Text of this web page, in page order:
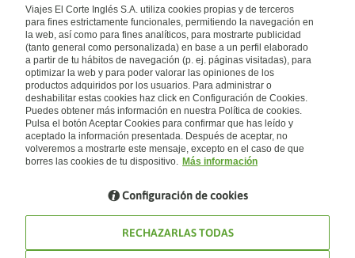
Quiénes somos
Financiación
Sostenibilidad
Turismo accesible
Tarjeta El Corte Inglés
Trabaja con nosotros
El Corte Inglés
Canal Ético
Enlaces de interés
Guías de viaje
Catálogos
Auto check-in
Condiciones Generales
Política de privacidad
Política de cookies
Accesibilidad
Empresas/ Grupos
Internacional
España
Visita nuestro blog
Blog de Viajes el Corte inglés
Viajes El Corte Inglés S.A. utiliza cookies propias y de terceros
para fines estrictamente funcionales, permitiendo la navegación en
la web, así como para fines analíticos, para mostrarte publicidad
(tanto general como personalizada) en base a un perfil elaborado
a partir de tu hábitos de navegación (p. ej. páginas visitadas), para
optimizar la web y para poder valorar las opiniones de los
productos adquiridos por los usuarios. Para administrar o
deshabilitar estas cookies haz click en Configuración de Cookies.
Puedes obtener más información en nuestra Política de cookies.
Pulsa el botón Aceptar Cookies para confirmar que has leído y
aceptado la información presentada. Después de aceptar, no
volveremos a mostrarte este mensaje, excepto en el caso de que
borres las cookies de tu dispositivo. Más información
Configuración de cookies
RECHAZARLAS TODAS